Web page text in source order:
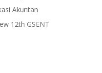
Akuntan
12th GSENT